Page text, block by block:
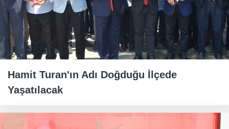
Hamit Turan'ın Adı Doğduğu İlçede
Yaşatılacak